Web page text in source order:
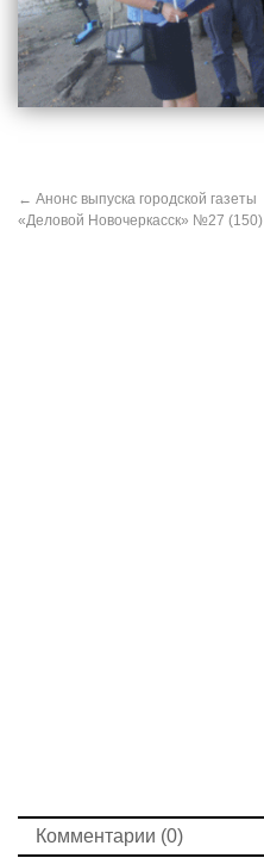
← Анонс выпуска городской газеты
«Деловой Новочеркасск» №27 (150)
Комментарии (0)